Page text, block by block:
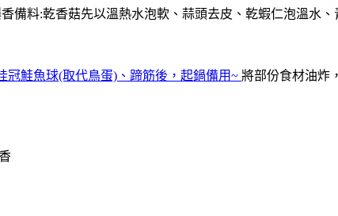
備料:乾香菇先以溫熱水泡軟、蒜頭去皮、乾蝦仁泡溫水、
將部份食材油炸